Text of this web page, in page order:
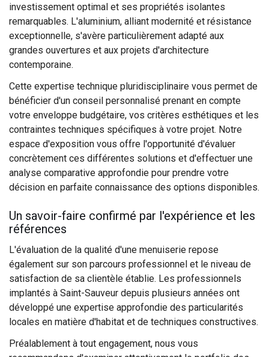
investissement optimal et ses propriétés isolantes
remarquables. L'aluminium, alliant modernité et résistance
exceptionnelle, s'avère particulièrement adapté aux
grandes ouvertures et aux projets d'architecture
contemporaine.
Cette expertise technique pluridisciplinaire vous permet de
bénéficier d'un conseil personnalisé prenant en compte
votre enveloppe budgétaire, vos critères esthétiques et les
contraintes techniques spécifiques à votre projet. Notre
espace d'exposition vous offre l'opportunité d'évaluer
concrètement ces différentes solutions et d'effectuer une
analyse comparative approfondie pour prendre votre
décision en parfaite connaissance des options disponibles.
Un savoir-faire confirmé par l'expérience et les
références
L'évaluation de la qualité d'une menuiserie repose
également sur son parcours professionnel et le niveau de
satisfaction de sa clientèle établie. Les professionnels
implantés à Saint-Sauveur depuis plusieurs années ont
développé une expertise approfondie des particularités
locales en matière d'habitat et de techniques constructives.
Préalablement à tout engagement, nous vous